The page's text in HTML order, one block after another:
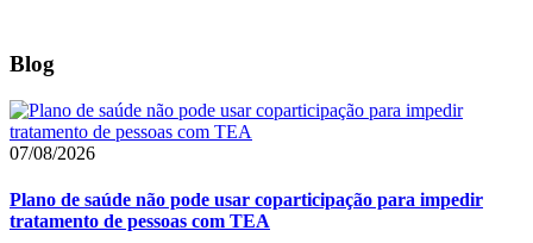
Blog
07/08/2026
Plano de saúde não pode usar coparticipação para impedir
tratamento de pessoas com TEA